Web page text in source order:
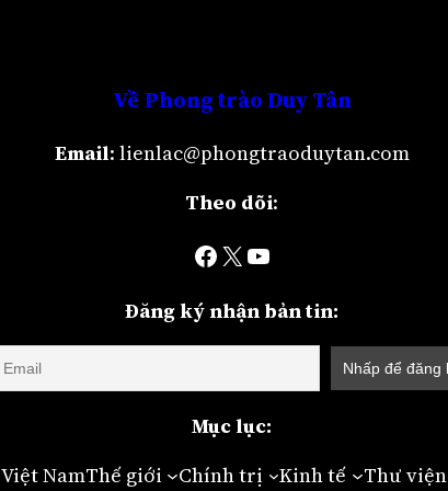
VềPhong trào Duy Tân
Email: lienlac@phongtraoduytan.com
Theo dõi:
Facebook X YouTube
Đăng ký nhận bản tin:
Mục lục:
Việt NamThế giới Chính trị Kinh tế Thư viện